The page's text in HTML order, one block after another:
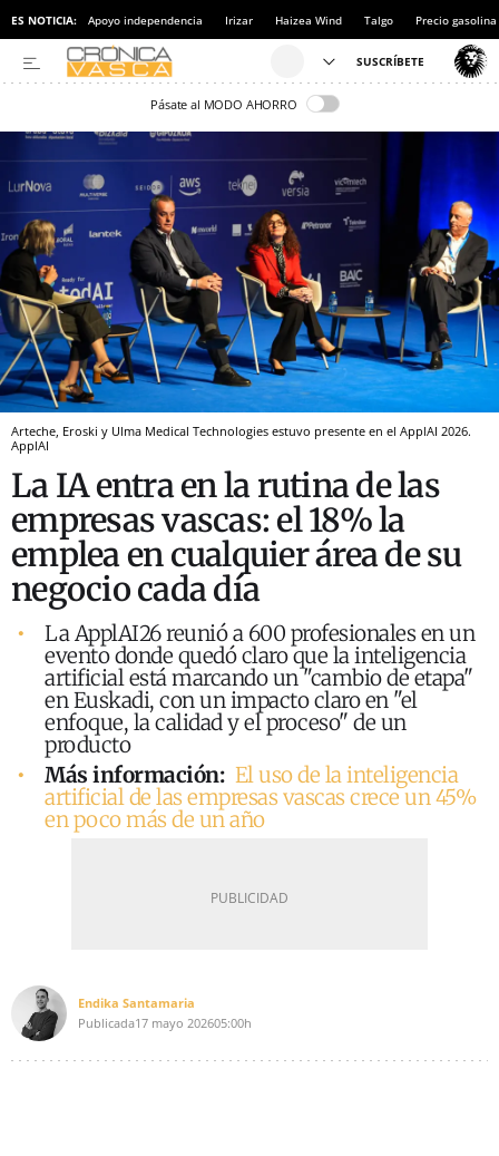
ES NOTICIA: Apoyo independencia Irizar Haizea Wind Talgo Precio gasolina
Pásate al MODO AHORRO
Arteche, Eroski y Ulma Medical Technologies estuvo presente en el ApplAI 2026.
ApplAI
La IA entra en la rutina de las
empresas vascas: el 18% la
emplea en cualquier área de su
negocio cada día
La ApplAI26 reunió a 600 profesionales en un
evento donde quedó claro que la inteligencia
artificial está marcando un "cambio de etapa"
en Euskadi, con un impacto claro en "el
enfoque, la calidad y el proceso" de un
producto
Más información: El uso de la inteligencia
artificial de las empresas vascas crece un 45%
en poco más de un año
Endika Santamaria
Publicada17 mayo 202605:00h